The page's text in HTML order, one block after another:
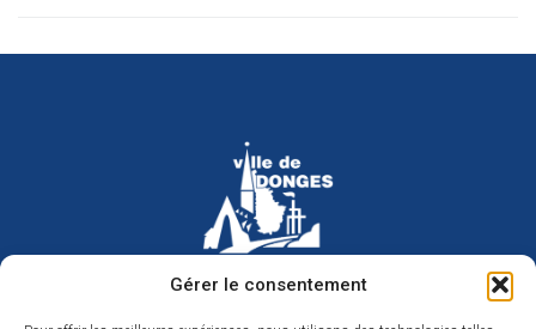
Gérer le consentement
Hôtel de ville de Donges
Place Armand Morvan